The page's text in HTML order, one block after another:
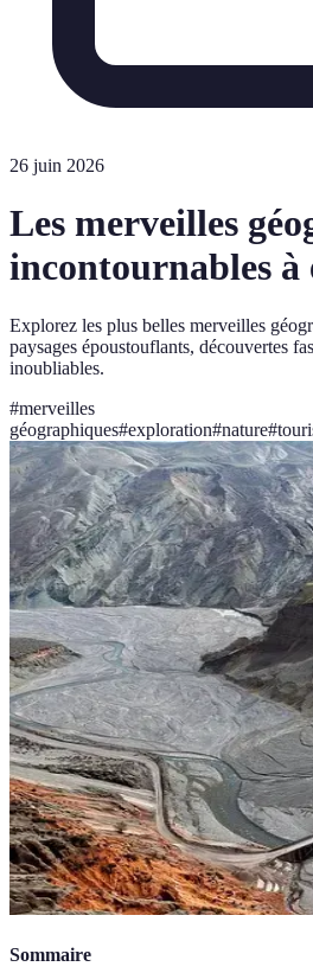
26 juin 2026
Les merveilles
incontournables à
Explorez les plus belles merveilles
paysages époustouflants, découvertes
inoubliables.
#merveilles
géographiques#exploration#nature#
Sommaire